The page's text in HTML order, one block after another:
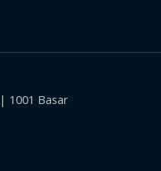
1001 Basar